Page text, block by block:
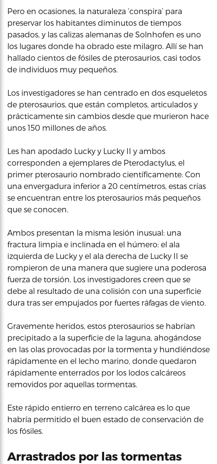
Pero en ocasiones, la naturaleza ‘conspira’ para
preservar los habitantes diminutos de tiempos
pasados, y las calizas alemanas de Solnhofen es uno
los lugares donde ha obrado este milagro. Allí se han
hallado cientos de fósiles de pterosaurios, casi todos
de individuos muy pequeños.
Los investigadores se han centrado en dos esqueletos
de pterosaurios, que están completos, articulados y
prácticamente sin cambios desde que murieron hace
unos 150 millones de años.
Les han apodado Lucky y Lucky II y ambos
corresponden a ejemplares de Pterodactylus, el
primer pterosaurio nombrado científicamente. Con
una envergadura inferior a 20 centímetros, estas crías
se encuentran entre los pterosaurios más pequeños
que se conocen.
Ambos presentan la misma lesión inusual: una
fractura limpia e inclinada en el húmero: el ala
izquierda de Lucky y el ala derecha de Lucky II se
rompieron de una manera que sugiere una poderosa
fuerza de torsión. Los investigadores creen que se
debe al resultado de una colisión con una superficie
dura tras ser empujados por fuertes ráfagas de viento.
Gravemente heridos, estos pterosaurios se habrían
precipitado a la superficie de la laguna, ahogándose
en las olas provocadas por la tormenta y hundiéndose
rápidamente en el lecho marino, donde quedaron
rápidamente enterrados por los lodos calcáreos
removidos por aquellas tormentas.
Este rápido entierro en terreno calcárea es lo que
habría permitido el buen estado de conservación de
los fósiles.
Arrastrados por las tormentas